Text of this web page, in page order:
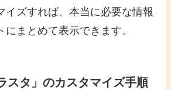
イズすれば、本当に必要な情報
にまとめて表示できます。
スタ」のカスタマイズ手順